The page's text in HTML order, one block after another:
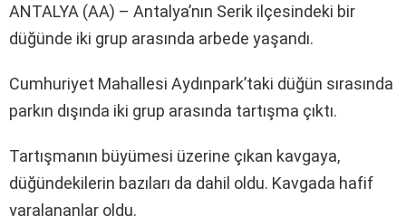
ANTALYA (AA) – Antalya’nın Serik ilçesindeki bir
düğünde iki grup arasında arbede yaşandı.
Cumhuriyet Mahallesi Aydınpark’taki düğün sırasında
parkın dışında iki grup arasında tartışma çıktı.
Tartışmanın büyümesi üzerine çıkan kavgaya,
düğündekilerin bazıları da dahil oldu. Kavgada hafif
yaralananlar oldu.